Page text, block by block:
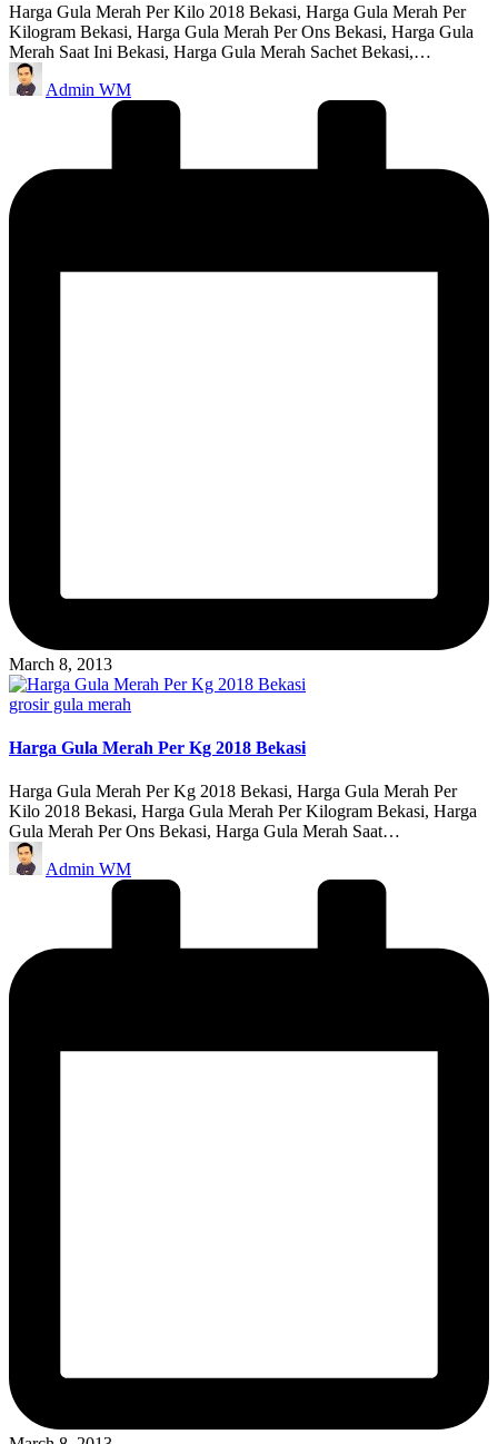
Harga Gula Merah Per Kilo 2018 Bekasi, Harga Gula Merah Per
Kilogram Bekasi, Harga Gula Merah Per Ons Bekasi, Harga Gula
Merah Saat Ini Bekasi, Harga Gula Merah Sachet Bekasi,…
Posted
by
Admin WM
March 8, 2013
Posted
grosir gula merah
Harga Gula Merah Per Kg 2018 Bekasi
Harga Gula Merah Per Kg 2018 Bekasi, Harga Gula Merah Per
Kilo 2018 Bekasi, Harga Gula Merah Per Kilogram Bekasi, Harga
Gula Merah Per Ons Bekasi, Harga Gula Merah Saat…
Posted
by
Admin WM